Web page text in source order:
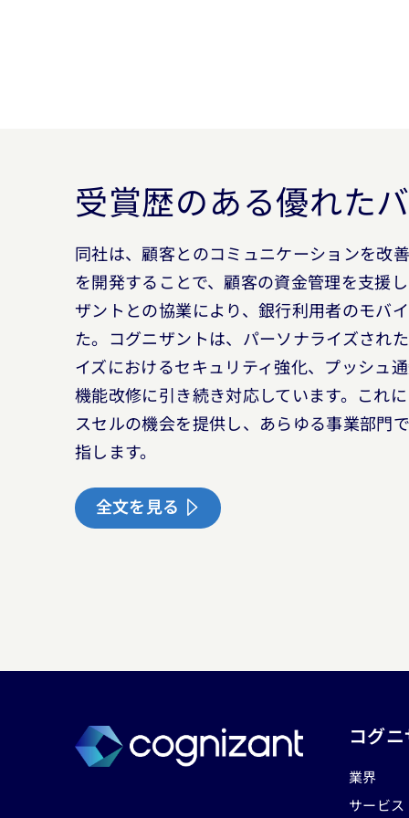
受賞歴のある優れた
同社は、顧客とのコミュニケーションを改
を開発することで、顧客の資金管理を支援
ザントとの協業により、銀行利用者のモバ
た。コグニザントは、パーソナライズされ
イズにおけるセキュリティ強化、プッシュ
機能改修に引き続き対応しています。これ
スセルの機会を提供し、あらゆる事業部門
指します。
全文を見る
コグ
業界
サービス